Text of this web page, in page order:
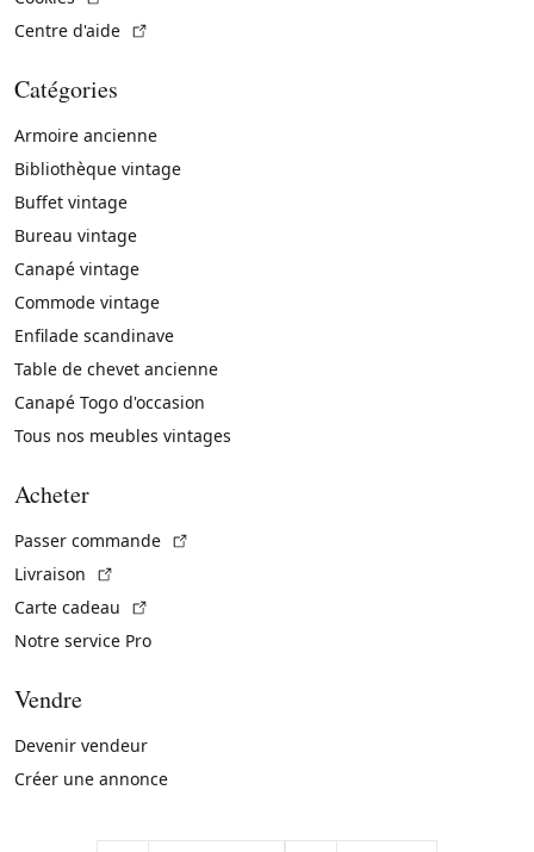
Centre d'aide
Catégories
Armoire ancienne
Bibliothèque vintage
Buffet vintage
Bureau vintage
Canapé vintage
Commode vintage
Enfilade scandinave
Table de chevet ancienne
Canapé Togo d'occasion
Tous nos meubles vintages
Acheter
Passer commande
Livraison
Carte cadeau
Notre service Pro
Vendre
Devenir vendeur
Créer une annonce